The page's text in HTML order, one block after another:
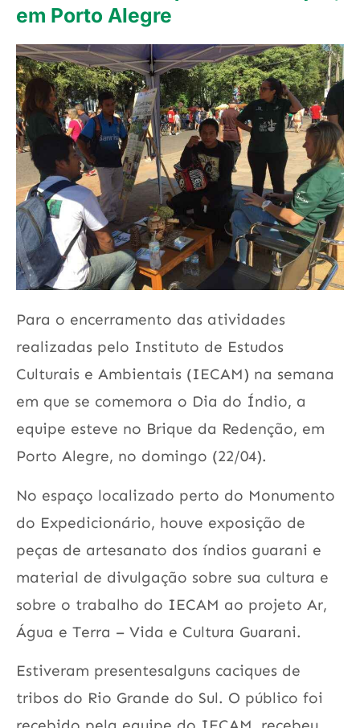
em Porto Alegre
Para o encerramento das atividades
realizadas pelo Instituto de Estudos
Culturais e Ambientais (IECAM) na semana
em que se comemora o Dia do Índio, a
equipe esteve no Brique da Redenção, em
Porto Alegre, no domingo (22/04).
No espaço localizado perto do Monumento
do Expedicionário, houve exposição de
peças de artesanato dos índios guarani e
material de divulgação sobre sua cultura e
sobre o trabalho do IECAM ao projeto Ar,
Água e Terra – Vida e Cultura Guarani.
Estiveram presentesalguns caciques de
tribos do Rio Grande do Sul. O público foi